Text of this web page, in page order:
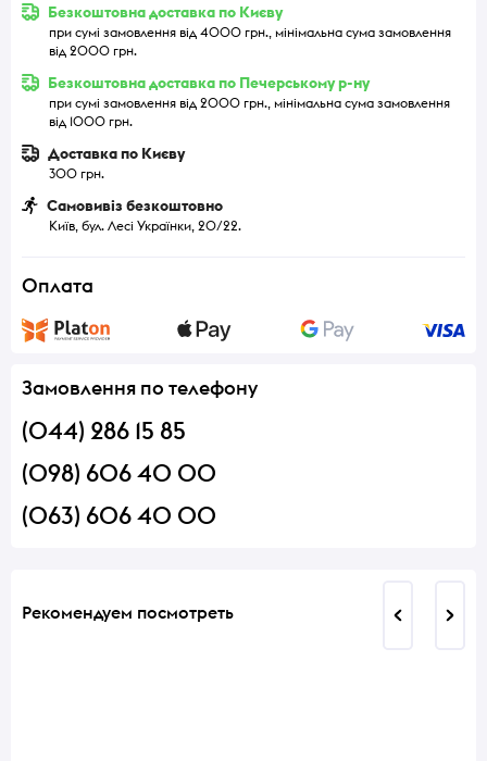
Безкоштовна доставка по Києву
при сумі замовлення від 4000 грн., мінімальна сума замовлення
від 2000 грн.
Безкоштовна доставка по Печерському р-ну
при сумі замовлення від 2000 грн., мінімальна сума замовлення
від 1000 грн.
Доставка по Києву
300 грн.
Самовивіз безкоштовно
Київ, бул. Лесі Українки, 20/22.
Оплата
Замовлення по телефону
(044) 286 15 85
(098) 606 40 00
(063) 606 40 00
Рекомендуем посмотреть